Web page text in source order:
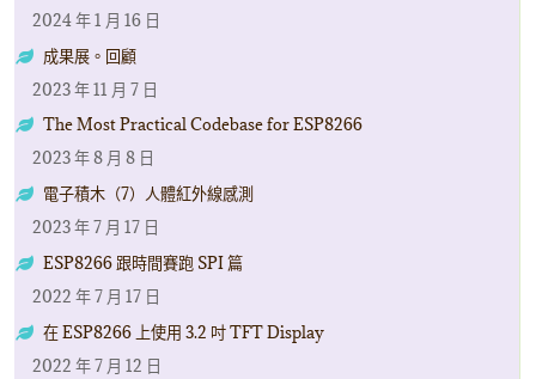
2024 年 1 月 16 日
成果展。回顧
2023 年 11 月 7 日
The Most Practical Codebase for ESP8266
2023 年 8 月 8 日
電子積木（7）人體紅外線感測
2023 年 7 月 17 日
ESP8266 跟時間賽跑 SPI 篇
2022 年 7 月 17 日
在 ESP8266 上使用 3.2 吋 TFT Display
2022 年 7 月 12 日